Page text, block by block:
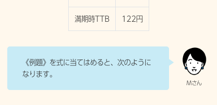
満期時TTB 122円
《例題》を式に当てはめると、次のように
なります。